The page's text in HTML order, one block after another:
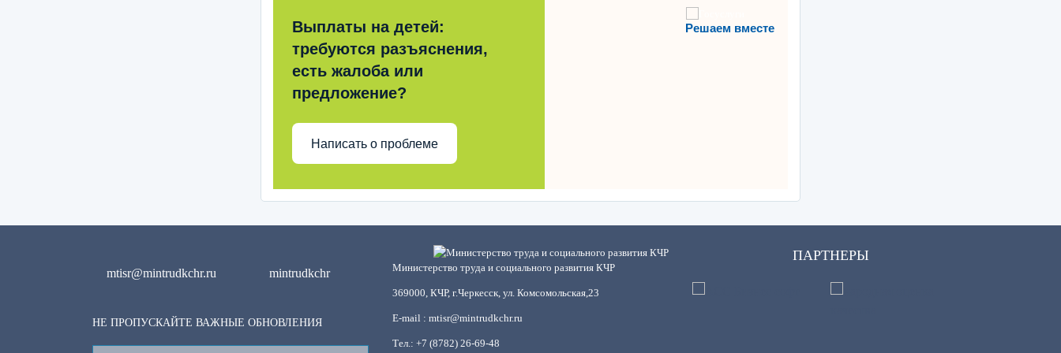
Решаем вместе
Выплаты на детей:
требуются разъяснения,
есть жалоба или
предложение?
Написать о проблеме
mtisr@mintrudkchr.ru mintrudkchr
НЕ ПРОПУСКАЙТЕ ВАЖНЫЕ ОБНОВЛЕНИЯ
Министерство труда и социального развития КЧР
369000, КЧР, г.Черкесск, ул. Комсомольская,23
E-mail : mtisr@mintrudkchr.ru
Тел.: +7 (8782) 26-69-48
ПАРТНЕРЫ